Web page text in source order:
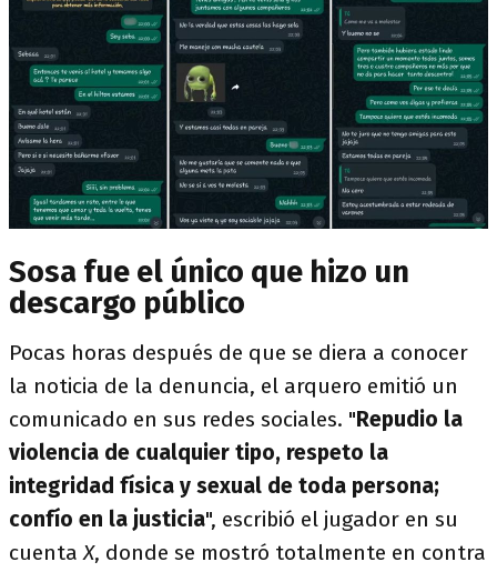
Sosa fue el único que hizo un
descargo público
Pocas horas después de que se diera a conocer
la noticia de la denuncia, el arquero emitió un
comunicado en sus redes sociales. "Repudio la
violencia de cualquier tipo, respeto la
integridad física y sexual de toda persona;
confío en la justicia", escribió el jugador en su
cuentaX, donde se mostró totalmente en contra